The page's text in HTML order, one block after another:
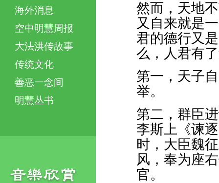
海外消息
空中明慧周报
大法洪传故事
传统文化
善恶一念间
明慧丛书
然而，天地
又自来就是
君的德行又
么，人君有
第一，天子
举。
第二，群臣
李斯上《谏
时，大臣魏
风，奉为座
官。